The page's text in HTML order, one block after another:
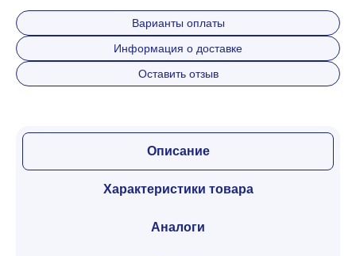
Варианты оплаты
Информация о доставке
Оставить отзыв
Описание
Характеристики товара
Аналоги